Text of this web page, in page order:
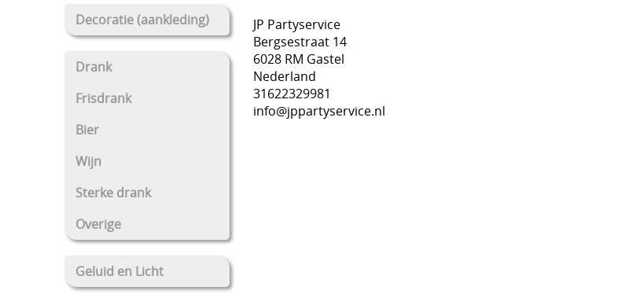
Decoratie (aankleding)
Drank
Frisdrank
Bier
Wijn
Sterke drank
Overige
Geluid en Licht
JP Partyservice
Bergsestraat 14
6028 RM Gastel
Nederland
31622329981
info@jppartyservice.nl